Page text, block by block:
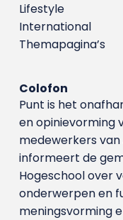
Lifestyle
International
Themapagina’s
Colofon
Punt is het
en opinievorming
medewerkers van
informeert de
Hogeschool over
onderwerpen en
meningsvorming